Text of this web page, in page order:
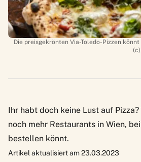
Die preisgekrönten Via-Toledo-Pizzen
Ihr habt doch keine Lust auf Pizza?
noch mehr Restaurants in Wien,
bestellen könnt.
Artikel aktualisiert am 23.03.2023